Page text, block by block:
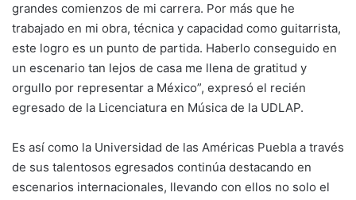
grandes comienzos de mi carrera. Por más que he
trabajado en mi obra, técnica y capacidad como guitarrista,
este logro es un punto de partida. Haberlo conseguido en
un escenario tan lejos de casa me llena de gratitud y
orgullo por representar a México”, expresó el recién
egresado de la Licenciatura en Música de la UDLAP.
Es así como la Universidad de las Américas Puebla a través
de sus talentosos egresados continúa destacando en
escenarios internacionales, llevando con ellos no solo el